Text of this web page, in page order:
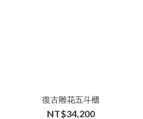
復古雕花五斗櫃
NT$34,200